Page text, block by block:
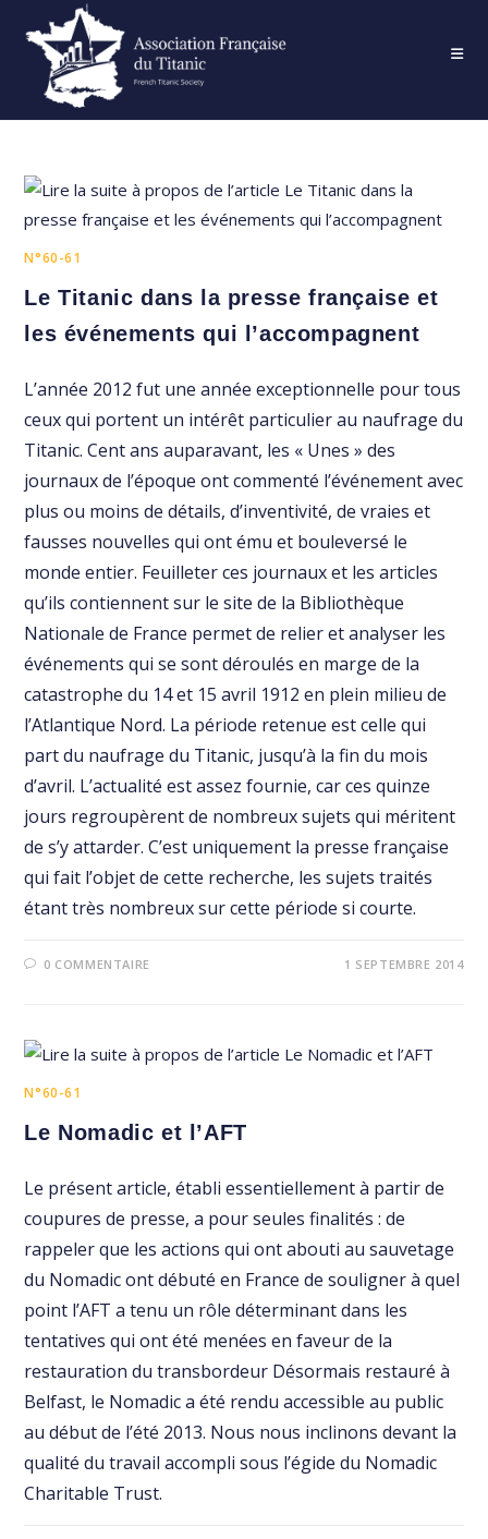
content
N°60-61
Le Titanic dans la presse française et
les événements qui l’accompagnent
L’année 2012 fut une année exceptionnelle pour tous
ceux qui portent un intérêt particulier au naufrage du
Titanic. Cent ans auparavant, les « Unes » des
journaux de l’époque ont commenté l’événement avec
plus ou moins de détails, d’inventivité, de vraies et
fausses nouvelles qui ont ému et bouleversé le
monde entier. Feuilleter ces journaux et les articles
qu’ils contiennent sur le site de la Bibliothèque
Nationale de France permet de relier et analyser les
événements qui se sont déroulés en marge de la
catastrophe du 14 et 15 avril 1912 en plein milieu de
l’Atlantique Nord. La période retenue est celle qui
part du naufrage du Titanic, jusqu’à la fin du mois
d’avril. L’actualité est assez fournie, car ces quinze
jours regroupèrent de nombreux sujets qui méritent
de s’y attarder. C’est uniquement la presse française
qui fait l’objet de cette recherche, les sujets traités
étant très nombreux sur cette période si courte.
0 COMMENTAIRE 1 SEPTEMBRE 2014
N°60-61
Le Nomadic et l’AFT
Le présent article, établi essentiellement à partir de
coupures de presse, a pour seules finalités : de
rappeler que les actions qui ont abouti au sauvetage
du Nomadic ont débuté en France de souligner à quel
point l’AFT a tenu un rôle déterminant dans les
tentatives qui ont été menées en faveur de la
restauration du transbordeur Désormais restauré à
Belfast, le Nomadic a été rendu accessible au public
au début de l’été 2013. Nous nous inclinons devant la
qualité du travail accompli sous l’égide du Nomadic
Charitable Trust.